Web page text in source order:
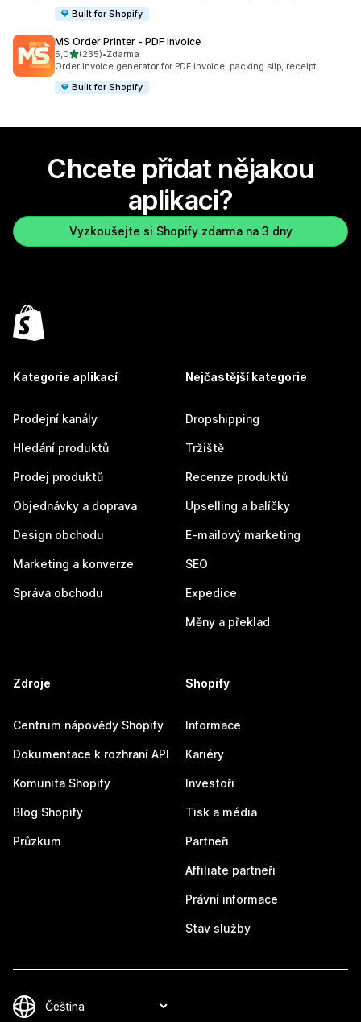
Built for Shopify
MS Order Printer ‑ PDF Invoice
5,0z 5 hvězd
(235)
Celkový počet recenzí: 235
•Zdarma
Order invoice generator for PDF invoice, packing slip, receipt
Built for Shopify
Chcete přidat nějakou
aplikaci?
Vyzkoušejte si Shopify zdarma na 3 dny
Kategorie aplikací
Prodejní kanály
Hledání produktů
Prodej produktů
Objednávky a doprava
Design obchodu
Marketing a konverze
Správa obchodu
Nejčastější kategorie
Dropshipping
Tržiště
Recenze produktů
Upselling a balíčky
E-mailový marketing
SEO
Expedice
Měny a překlad
Zdroje
Centrum nápovědy Shopify
Dokumentace k rozhraní API
Komunita Shopify
Blog Shopify
Průzkum
Shopify
Informace
Kariéry
Investoři
Tisk a média
Partneři
Affiliate partneři
Právní informace
Stav služby